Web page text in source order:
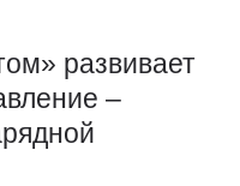
развивает
–